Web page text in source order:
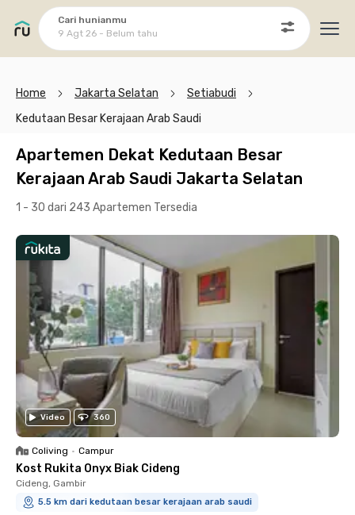
Cari hunianmu
9 Agt 26 - Belum tahu
Home Jakarta Selatan
Setiabudi
Kedutaan Besar Kerajaan Arab Saudi
Apartemen Dekat Kedutaan Besar
Kerajaan Arab Saudi Jakarta Selatan
1 - 30 dari 243 Apartemen Tersedia
Video 360
Coliving • Campur
Kost Rukita Onyx Biak Cideng
Cideng, Gambir
5.5 km dari kedutaan besar kerajaan arab saudi